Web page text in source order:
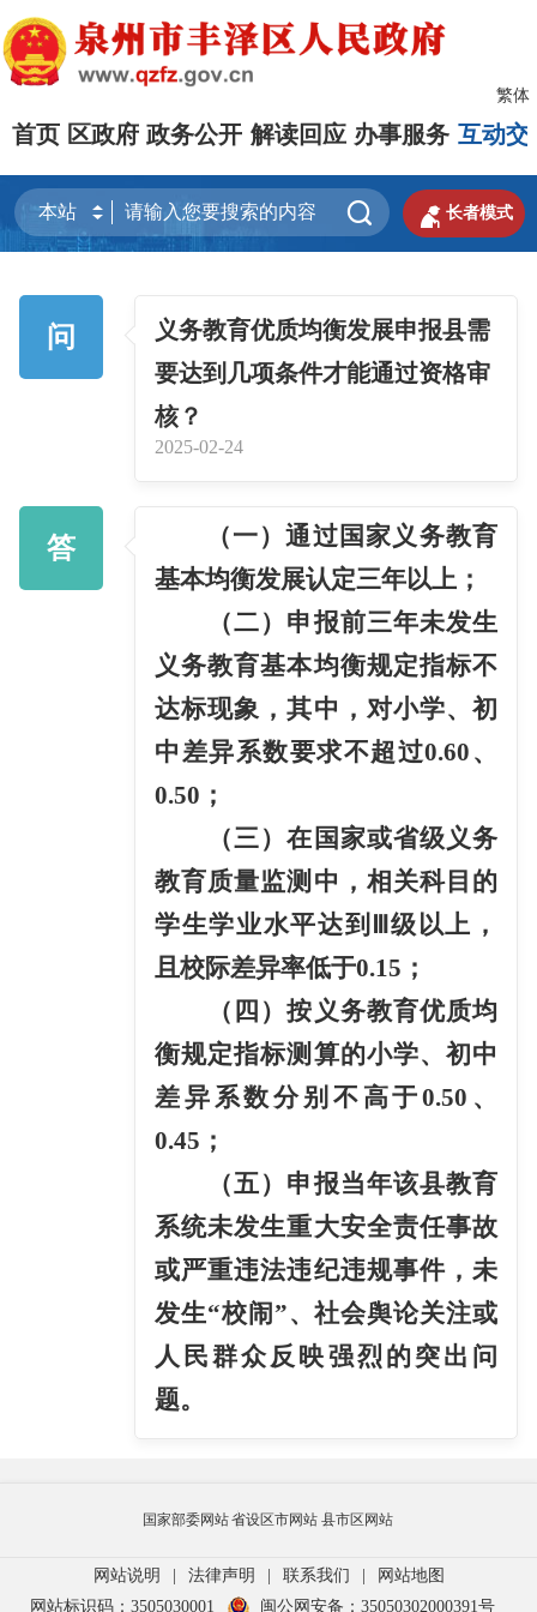
繁体
首页 区政府 政务公开 解读回应 办事服务 互动交
  长者模式
问
义务教育优质均衡发展申报县需
要达到几项条件才能通过资格审
核？
2025-02-24
答
（一）通过国家义务教育
基本均衡发展认定三年以上；
（二）申报前三年未发生
义务教育基本均衡规定指标不
达标现象，其中，对小学、初
中差异系数要求不超过0.60 、
0.50 ；
（三）在国家或省级义务
教育质量监测中，相关科目的
学生学业水平达到 Ⅲ级以上，
且校际差异率低于0.15 ；
（四）按义务教育优质均
衡规定指标测算的小学、初中
差异系数分别不高于0.50 、
0.45 ；
（五）申报当年该县教育
系统未发生重大安全责任事故
或严重违法违纪违规事件，未
发生“校闹”、社会舆论关注或
人民群众反映强烈的突出问
题。
国家部委网站省设区市网站 县市区网站
网站说明 | 法律声明 | 联系我们 |
网站地图
网站标识码：3505030001
闽公网安备：35050302000391号